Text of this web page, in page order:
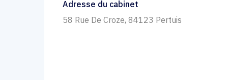
Adresse du cabinet
58 Rue De Croze, 84123 Pertuis